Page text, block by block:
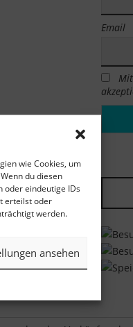
wie Cookies, um
du diesen
oder eindeutige IDs
erteilst oder
werden.
ansehen
Email